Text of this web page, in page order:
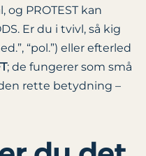
og PROTEST kan
Er du i tvivl, så kig
“pol.”) eller efterled
; de fungerer som små
rette betydning –